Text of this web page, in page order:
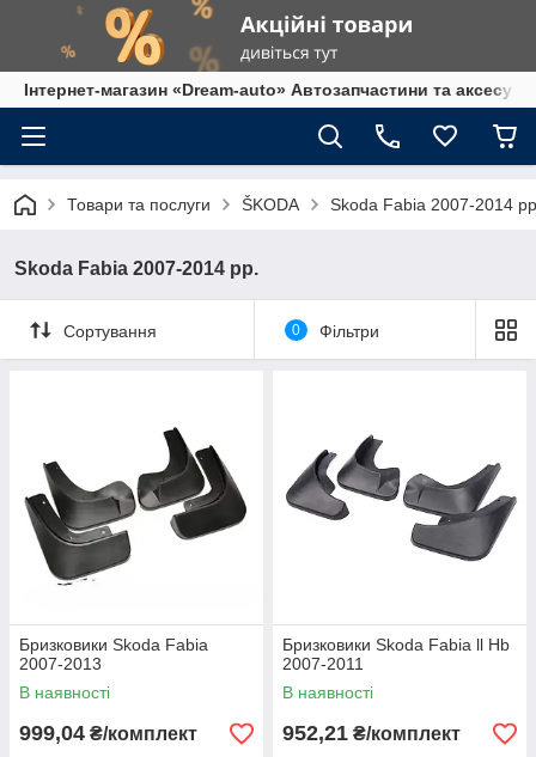
Інтернет-магазин «Dream-auto» Автозапчастини та
Товари та послуги ŠKODA Skoda Fabia 2007-2014
Skoda Fabia 2007-2014 рр.
Сортування 0 Фільтри
Бризковики Skoda Fabia
2007-2013
В наявності
999,04 ₴/комплект
Бризковики Skoda Fabia ll Hb
2007-2011
В наявності
952,21 ₴/комплект